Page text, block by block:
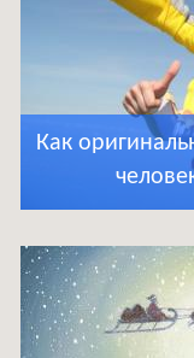
Как